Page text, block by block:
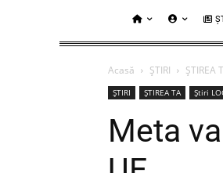
Acasă ȘTIRI ȘTIREA
ȘTIRI ȘTIREA TA Știri
Meta